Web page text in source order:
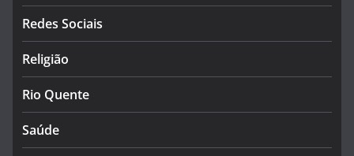
Redes Sociais
Religião
Rio Quente
Saúde